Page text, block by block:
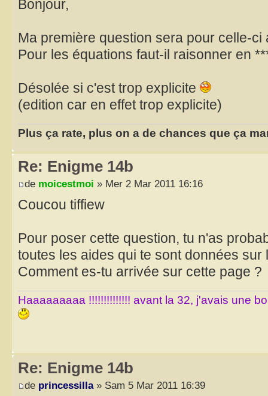
Bonjour,
Ma première question sera pour celle-ci
Pour les équations faut-il raisonner en
Désolée si c'est trop explicite
(edition car en effet trop explicite)
Plus ça rate, plus on a de chances que ça
Re: Enigme 14b
de moicestmoi » Mer 2 Mar 2011 16:16
Coucou tiffiew
Pour poser cette question, tu n'as
toutes les aides qui te sont données sur
Comment es-tu arrivée sur cette page ?
Haaaaaaaaa !!!!!!!!!!!!!! avant la 32, j'avais une
Re: Enigme 14b
de princessilla» Sam 5 Mar 2011 16:39